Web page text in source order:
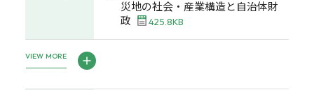
災地の社会・産業構造と自治体財
政
425.8KB
VIEW MORE